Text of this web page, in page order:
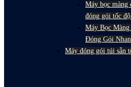
Máy bọc màng
đóng gói tốc
Máy Bọc
Đóng Gói
Máy đóng gói túi sẵn